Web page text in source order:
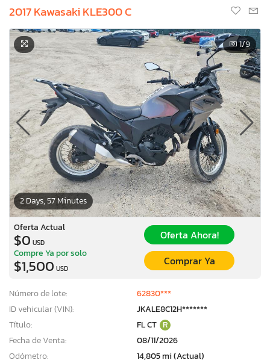
2017 Kawasaki KLE300 C
2 Days, 57 Minutes
1/9
Oferta Actual
$0 USD
Oferta Ahora!
Compre Ya por solo
$1,500 USD
Comprar Ya
Número de lote:
62830***
ID vehicular (VIN):
JKALE8C12H*******
Título:
FL CT R
Fecha de Venta:
08/11/2026
Odómetro:
14,805 mi (Actual)